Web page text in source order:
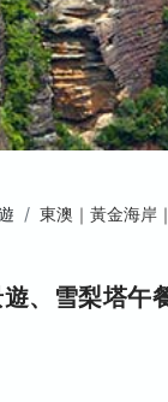
東澳｜黃金海岸
、雪梨塔午